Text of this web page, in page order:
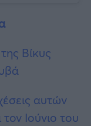
Βίκυς
αυτών
Ιούνιο του